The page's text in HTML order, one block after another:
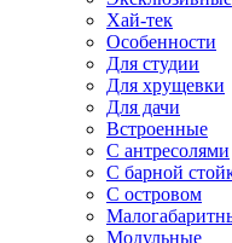
Хай-тек
Особенности
Для студии
Для хрущевки
Для дачи
Встроенные
С антресолями
С барной
С островом
Модульные